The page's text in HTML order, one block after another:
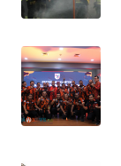
WN
WN
BEKASI